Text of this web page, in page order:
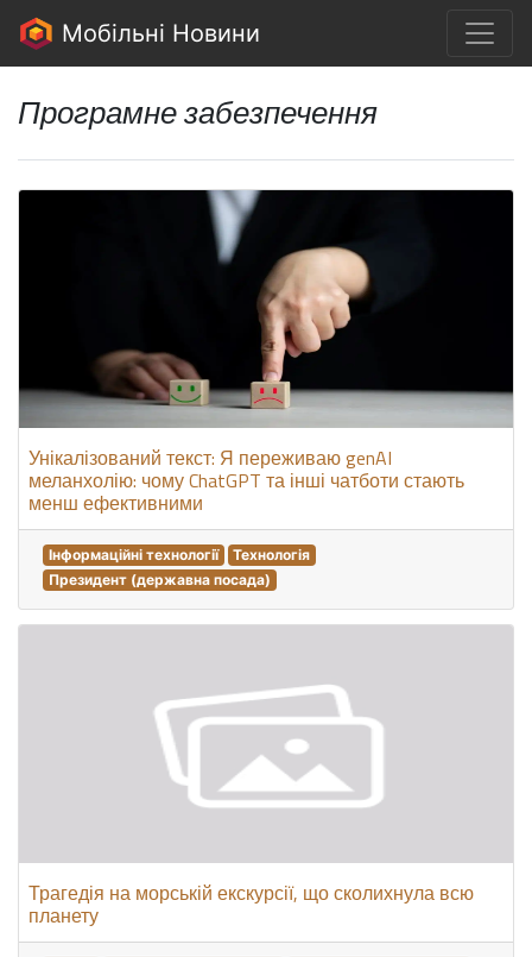
Мобільні Новини
Програмне забезпечення
Унікалізований текст: Я переживаю genAI
меланхолію: чому ChatGPT та інші чатботи стають
менш ефективними
Інформаційні технології
Технологія
Президент (державна посада)
Трагедія на морській екскурсії, що сколихнула всю
планету